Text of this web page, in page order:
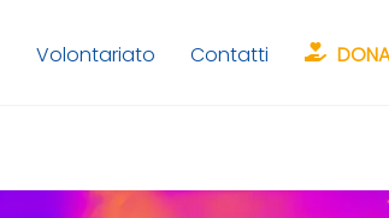
Volontariato Contatti